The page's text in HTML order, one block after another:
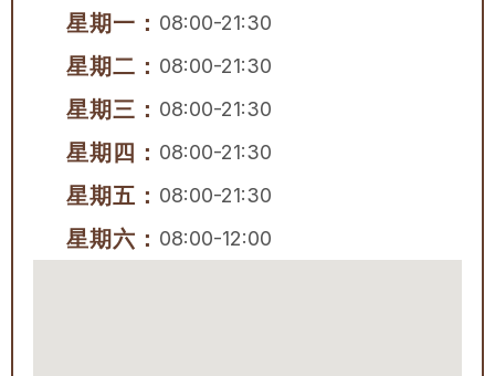
星期一： 08:00-21:30
星期二： 08:00-21:30
星期三： 08:00-21:30
星期四： 08:00-21:30
星期五： 08:00-21:30
星期六： 08:00-12:00